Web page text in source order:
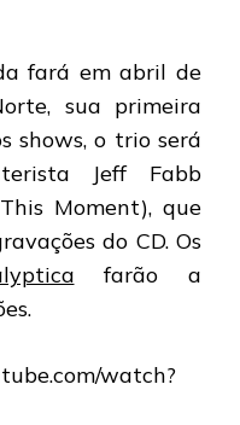
fará em abril de
sua primeira
shows, o trio será
Jeff Fabb
Moment), que
do CD. Os
farão a
watch?